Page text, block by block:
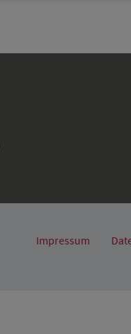
Impressum